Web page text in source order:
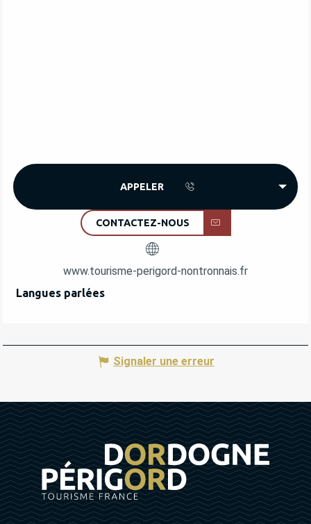
APPELER
CONTACTEZ-NOUS
www.tourisme-perigord-nontronnais.fr
Langues parlées
Langues parlées
Signaler une erreur